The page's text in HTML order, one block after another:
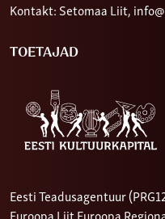
Kontakt: Setomaa Liit,
TOETAJAD
Eesti Teadusagentuur
Euroopa Liit Euroopa